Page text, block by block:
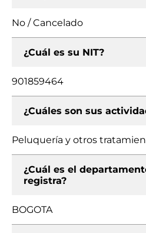
No / Cancelado
¿Cuál es su NIT?
901859464
¿Cuáles son sus
Peluquería y otros
¿Cuál es el
registra?
BOGOTA